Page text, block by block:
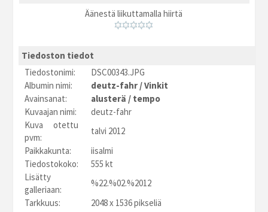
Äänestä liikuttamalla hiirtä
Tiedoston tiedot
Tiedostonimi:
DSC00343.JPG
Albumin nimi:
deutz-fahr /Vinkit
Avainsanat:
alusterä / tempo
Kuvaajan nimi:
deutz-fahr
Kuva otettu
pvm:
talvi 2012
Paikkakunta:
iisalmi
Tiedostokoko:
555 kt
Lisätty
galleriaan:
%22.%02.%2012
Tarkkuus:
2048 x 1536 pikseliä